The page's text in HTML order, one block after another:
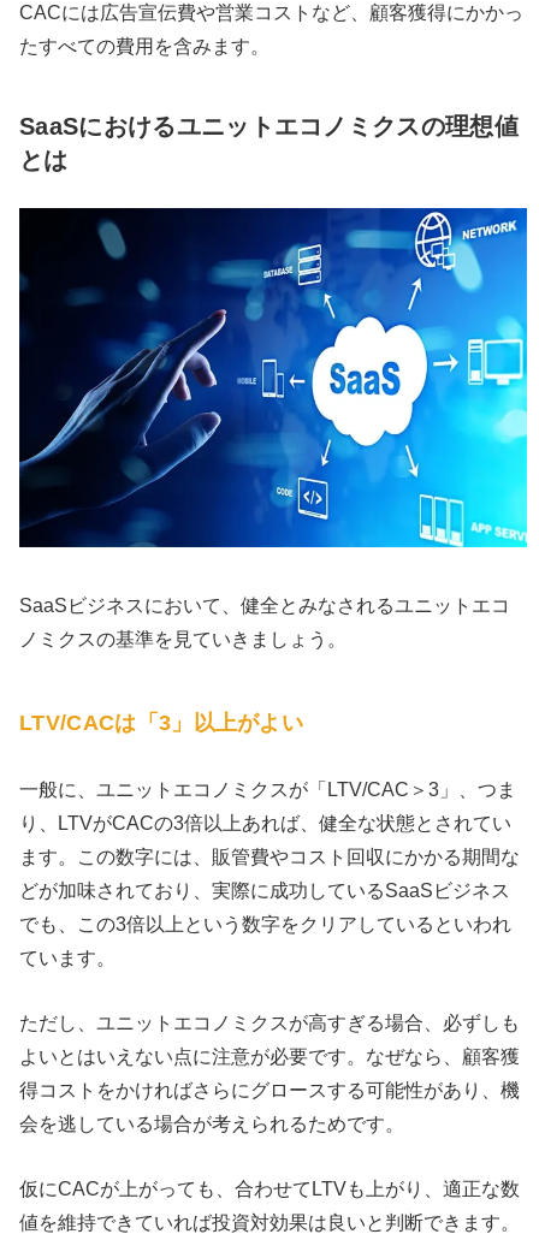
CACには広告宣伝費や営業コストなど、顧客獲得にかかっ
たすべての費用を含みます。
SaaSにおけるユニットエコノミクスの理想値
とは
SaaSビジネスにおいて、健全とみなされるユニットエコ
ノミクスの基準を見ていきましょう。
LTV/CACは「3」以上がよい
一般に、ユニットエコノミクスが「LTV/CAC＞3」、つま
り、LTVがCACの3倍以上あれば、健全な状態とされてい
ます。この数字には、販管費やコスト回収にかかる期間な
どが加味されており、実際に成功しているSaaSビジネス
でも、この3倍以上という数字をクリアしているといわれ
ています。
ただし、ユニットエコノミクスが高すぎる場合、必ずしも
よいとはいえない点に注意が必要です。なぜなら、顧客獲
得コストをかければさらにグロースする可能性があり、機
会を逃している場合が考えられるためです。
仮にCACが上がっても、合わせてLTVも上がり、適正な数
値を維持できていれば投資対効果は良いと判断できます。